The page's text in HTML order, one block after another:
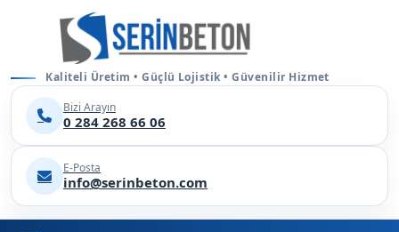
Kaliteli Üretim • Güçlü Lojistik • Güvenilir Hizmet
Bizi Arayın
0 284 268 66 06
E-Posta
info@serinbeton.com